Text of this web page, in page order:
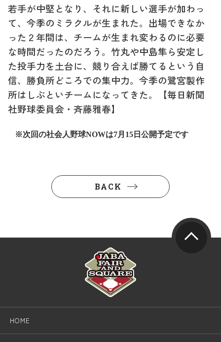
若手が中堅となり、それに新しい選手が加わっ
て、今季のミラクルが生まれた。出場できなか
った２年間は、チームが生まれ変わるのに必要
な時間だったのだろう。竹丸や中島隼ら安定し
た投手力を土台に、競り合えば勝てるという自
信、勝負所どころでの集中力。今季の鷺宮製作
所はしぶといチームになってきた。【毎日新聞
社野球委員会・斉藤雅春】
※次回の社会人野球NOWは7月15日公開予定です
BACK
HOME